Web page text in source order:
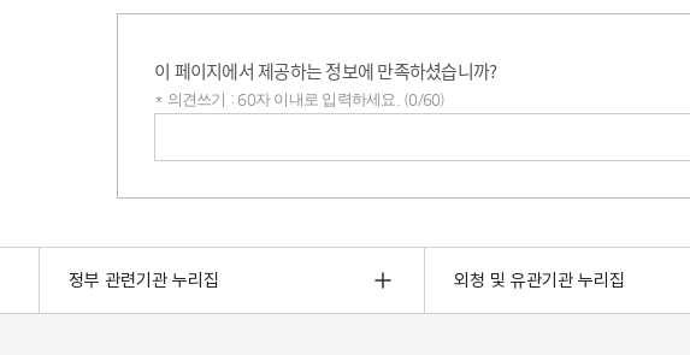
이 페이지에서 제공하는 정보에 만족하셨습니까?
* 의견쓰기 : 60자 이내로 입력하세요. (0/60)
정부 관련기관 누리집 외청 및 유관기관 누리집